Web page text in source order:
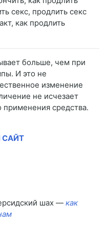
секс, продлить секс
как продлить
больше, чем при
И это не
изменение
не исчезает
применения средства.
САЙТ
шах — как